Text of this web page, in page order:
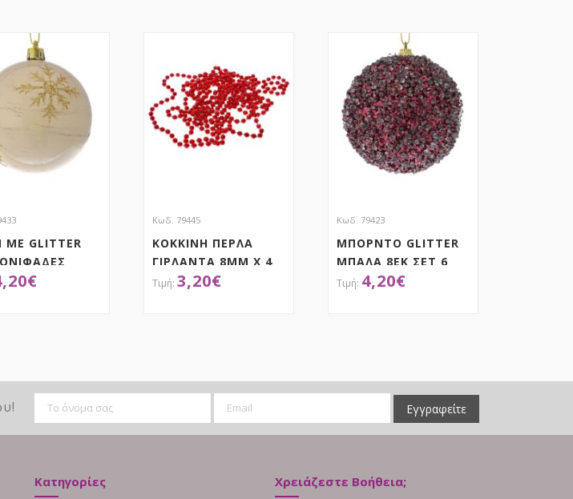
ΜΕ GLITTER
ΣΕΤ 6 8ΕΚ
€
Κωδ. 79445
ΚΟΚΚΙΝΗ ΠΕΡΛΑ
ΓΙΡΛΑΝΤΑ 8ΜΜ Χ 4
ΜΕΤΡΑ
3,20€
Κωδ. 79423
ΜΠΟΡΝΤΟ GLITTER
ΜΠΑΛΑ 8ΕΚ ΣΕΤ 6
4,20€
Εγγραφείτε
Κατηγορίες Χρειάζεστε Βοήθεια;